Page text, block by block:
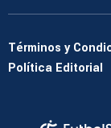
Términos y
Política Editorial